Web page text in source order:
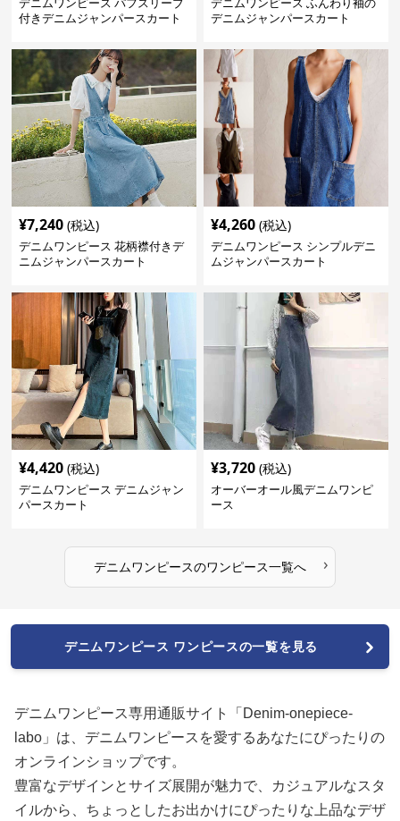
付きデニムジャンパースカート
デニムジャンパースカート
¥7,240 (税込)
デニムワンピース 花柄襟付きデ
ニムジャンパースカート
¥4,260 (税込)
デニムワンピース シンプルデニ
ムジャンパースカート
¥4,420 (税込)
デニムワンピース デニムジャン
パースカート
¥3,720 (税込)
オーバーオール風デニムワンピ
ース
デニムワンピースのワンピース一覧へ ›
デニムワンピース ワンピースの一覧を見る
デニムワンピース専用通販サイト「Denim-onepiece-
labo」は、デニムワンピースを愛するあなたにぴったりの
オンラインショップです。
豊富なデザインとサイズ展開が魅力で、カジュアルなスタ
イルから、ちょっとしたお出かけにぴったりな上品なデザ